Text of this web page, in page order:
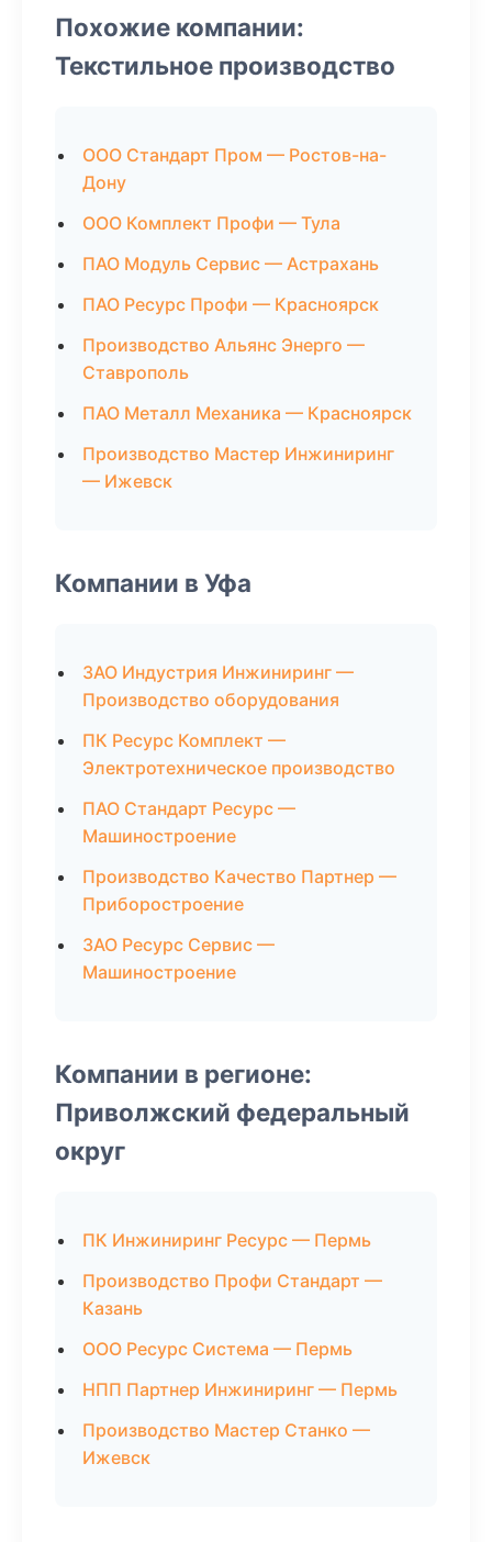
Похожие компании:
Текстильное производство
ООО Стандарт Пром — Ростов-на-
Дону
ООО Комплект Профи — Тула
ПАО Модуль Сервис — Астрахань
ПАО Ресурс Профи — Красноярск
Производство Альянс Энерго —
Ставрополь
ПАО Металл Механика — Красноярск
Производство Мастер Инжиниринг
— Ижевск
Компании в Уфа
ЗАО Индустрия Инжиниринг —
Производство оборудования
ПК Ресурс Комплект —
Электротехническое производство
ПАО Стандарт Ресурс —
Машиностроение
Производство Качество Партнер —
Приборостроение
ЗАО Ресурс Сервис —
Машиностроение
Компании в регионе:
Приволжский федеральный
округ
ПК Инжиниринг Ресурс — Пермь
Производство Профи Стандарт —
Казань
ООО Ресурс Система — Пермь
НПП Партнер Инжиниринг — Пермь
Производство Мастер Станко —
Ижевск